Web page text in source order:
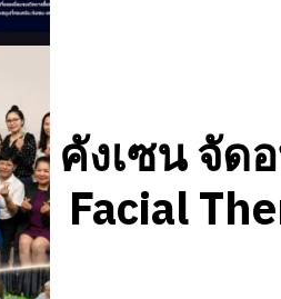
คังเซน จัด
Facial